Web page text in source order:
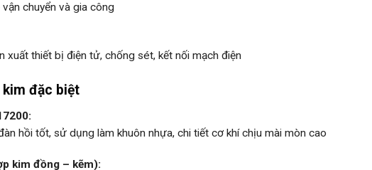
chuyển và gia công
xuất thiết bị điện tử, chống sét, kết nối mạch điện
đặc biệt
hồi tốt, sử dụng làm khuôn nhựa, chi tiết cơ khí chịu mài mòn cao
kim đồng – kẽm):